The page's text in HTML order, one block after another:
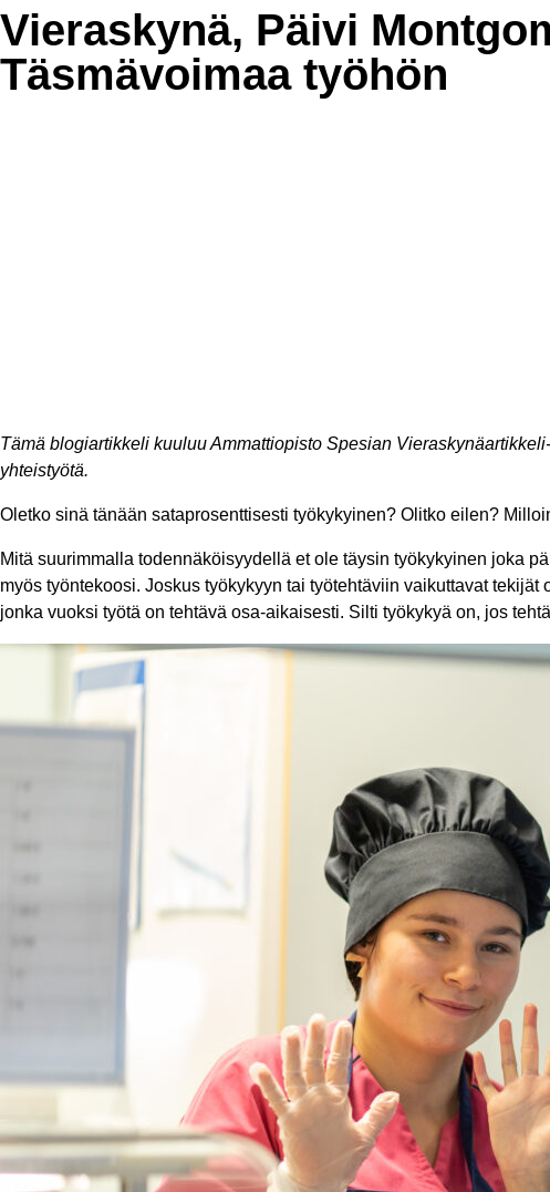
Vieraskynä, Päivi
Täsmävoimaa työhön
Tämä blogiartikkeli kuuluu Ammattiopisto Spesian
yhteistyötä.
Oletko sinä tänään sataprosenttisesti työkykyinen? Olitko eilen?
Mitä suurimmalla todennäköisyydellä et ole täysin työkykyinen joka
myös työntekoosi. Joskus työkykyyn tai työtehtäviin vaikuttavat
jonka vuoksi työtä on tehtävä osa-aikaisesti. Silti työkykyä on, jos